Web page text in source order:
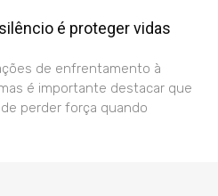
é proteger vidas
de enfrentamento à
é importante destacar que
perder força quando